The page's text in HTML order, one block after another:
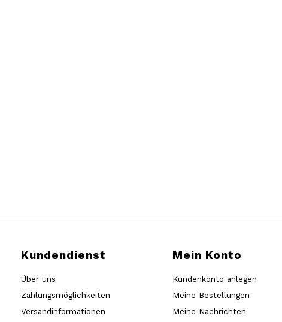
Kundendienst
Über uns
Zahlungsmöglichkeiten
Versandinformationen
Mein Konto
Kundenkonto anlegen
Meine Bestellungen
Meine Nachrichten